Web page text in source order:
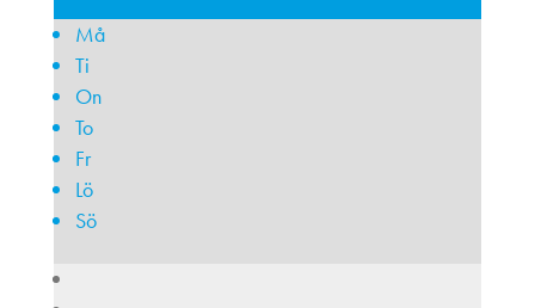
Må
Ti
On
To
Fr
Lö
Sö